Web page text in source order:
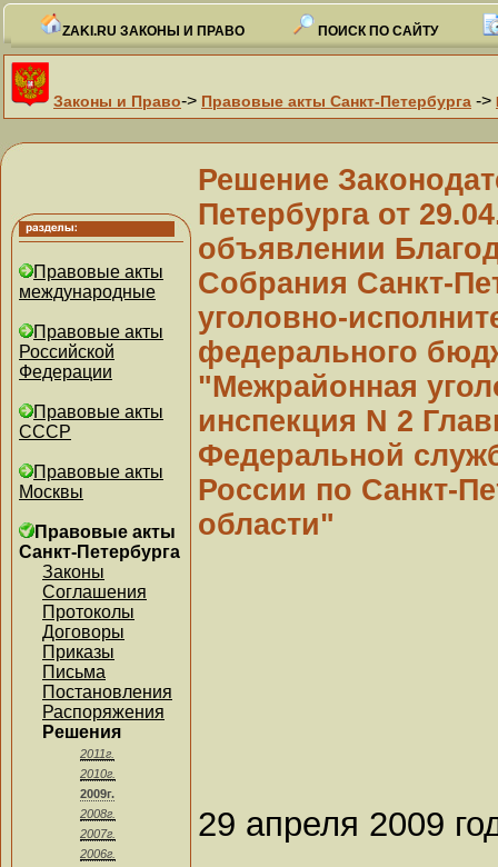
ZAKI.RU ЗАКОНЫ И ПРАВО ПОИСК ПО САЙТУ
Законы и Право-> Правовые акты Санкт-Петербурга ->
Правовые акты
международные
Правовые акты
Российской
Федерации
Правовые акты
СССР
Правовые акты
Москвы
Правовые акты
Санкт-Петербурга
Законы
Соглашения
Протоколы
Договоры
Приказы
Письма
Постановления
Распоряжения
Решения
2011г.
2010г.
2009г.
2008г.
2007г.
2006г.
Решение
Петербурга от
объявлении
Собрания Санкт-
уголовно-
федерального
"Межрайонная
инспекция N 2
Федеральной
России по Санкт-
области"
29 апреля 2009